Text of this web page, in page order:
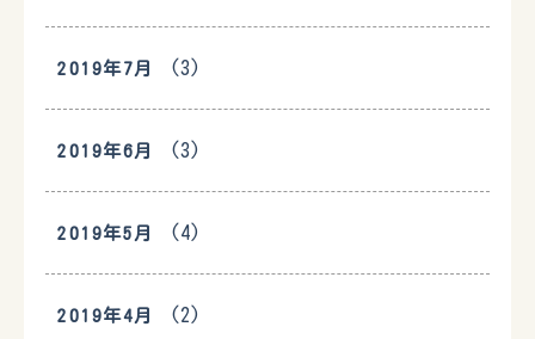
2019年7月 (3)
2019年6月 (3)
2019年5月 (4)
2019年4月 (2)